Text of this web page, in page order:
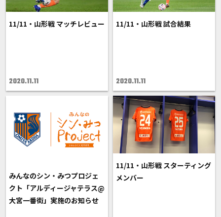
11/11・山形戦 マッチレビュー
2020.11.11
11/11・山形戦 試合結果
2020.11.11
みんなのシン・みつプロジェ
クト「アルディージャテラス@
大宮一番街」実施のお知らせ
11/11・山形戦 スターティング
メンバー